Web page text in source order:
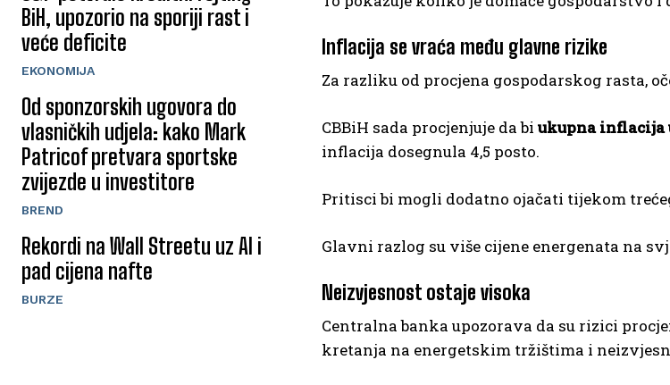
BiH, upozorio na sporiji rast i
veće deficite
EKONOMIJA
Od sponzorskih ugovora do
vlasničkih udjela: kako Mark
Patricof pretvara sportske
zvijezde u investitore
BREND
Rekordi na Wall Streetu uz AI i
pad cijena nafte
BURZE
Inflacija se vraća među glavne rizike
Za razliku od procjena gospodarskog rasta,
CBBiH sada procjenjuje da bi ukupna inflacija
inflacija dosegnula 4,5 posto.
Pritisci bi mogli dodatno ojačati tijekom
Glavni razlog su više cijene energenata na
Neizvjesnost ostaje visoka
Centralna banka upozorava da su rizici
kretanja na energetskim tržištima i